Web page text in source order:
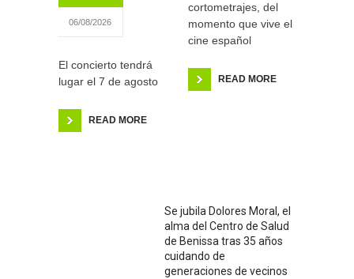
06/08/2026
El concierto tendrá
lugar el 7 de agosto
READ MORE
cortometrajes, del
momento que vive el
cine español
READ MORE
Se jubila Dolores Moral, el
alma del Centro de Salud
de Benissa tras 35 años
cuidando de
generaciones de vecinos